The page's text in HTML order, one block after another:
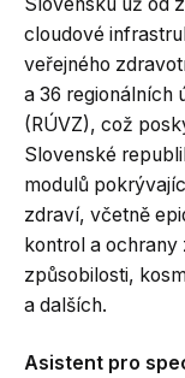
cloudové
veřejného
a 36 regionálních
(RÚVZ), což
Slovenské
modulů
zdraví, včetně
kontrol a
způsobilosti,
a dalších.
Asistent pro